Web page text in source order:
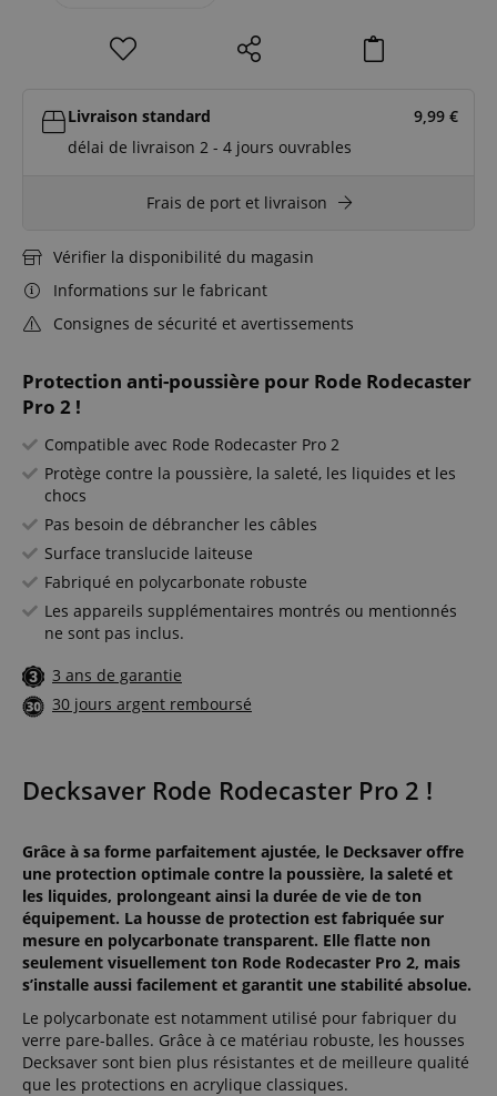
Protection anti-poussière pour Rode Rodecaster
Pro 2 !
Compatible avec Rode Rodecaster Pro 2
Protège contre la poussière, la saleté, les liquides et les
chocs
Pas besoin de débrancher les câbles
Surface translucide laiteuse
Fabriqué en polycarbonate robuste
Les appareils supplémentaires montrés ou mentionnés
ne sont pas inclus.
3 ans de garantie
30 jours argent remboursé
Livraison standard 9,99 €
délai de livraison 2 - 4 jours ouvrables
Frais de port et livraison
Vérifier la disponibilité du magasin
Informations sur le fabricant
Consignes de sécurité et avertissements
Decksaver Rode Rodecaster Pro 2 !
Grâce à sa forme parfaitement ajustée, le Decksaver offre
une protection optimale contre la poussière, la saleté et
les liquides, prolongeant ainsi la durée de vie de ton
équipement. La housse de protection est fabriquée sur
mesure en polycarbonate transparent. Elle flatte non
seulement visuellement ton Rode Rodecaster Pro 2, mais
s’installe aussi facilement et garantit une stabilité absolue.
Le polycarbonate est notamment utilisé pour fabriquer du
verre pare-balles. Grâce à ce matériau robuste, les housses
Decksaver sont bien plus résistantes et de meilleure qualité
que les protections en acrylique classiques.